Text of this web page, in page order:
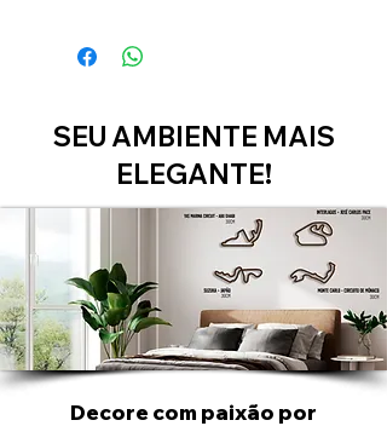
SEU AMBIENTE MAIS
ELEGANTE!
Decore com paixão por